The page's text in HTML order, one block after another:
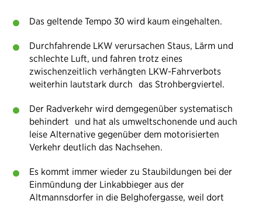
Das geltende Tempo 30 wird kaum eingehalten.
Durchfahrende LKW verursachen Staus, Lärm und
schlechte Luft, und fahren trotz eines
zwischenzeitlich verhängten LKW-Fahrverbots
weiterhin lautstark durch das Strohbergviertel.
Der Radverkehr wird demgegenüber systematisch
behindert und hat als umweltschonende und auch
leise Alternative gegenüber dem motorisierten
Verkehr deutlich das Nachsehen.
Es kommt immer wieder zu Staubildungen bei der
Einmündung der Linkabbieger aus der
Altmannsdorfer in die Belghofergasse, weil dort